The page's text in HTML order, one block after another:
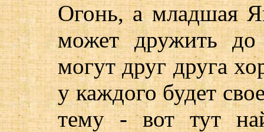
Огонь, а младшая
может дружить
могут друг друга
у каждого будет
тему - вот тут